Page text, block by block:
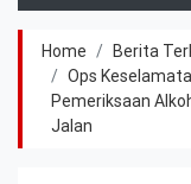
Home
Berita
Ops
Pemeriksaan
Jalan